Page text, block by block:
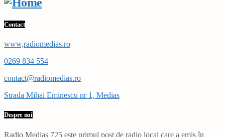
Contact
www,radiomedias.ro
0269 834 554
contact@radiomedias.ro
Strada Mihai Eminescu nr 1, Medias
Despre noi
Radio Mediaș 725 este primul post de radio local care a emis în